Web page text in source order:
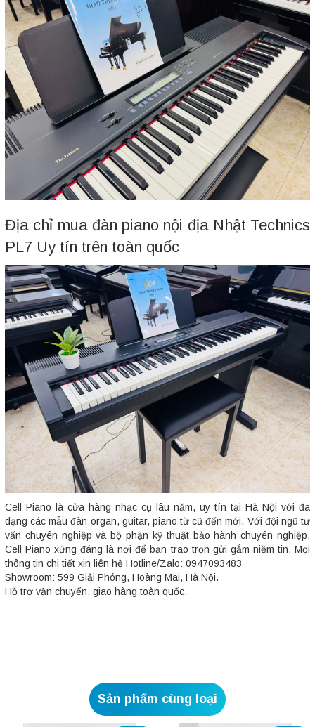
Địa chỉ mua đàn piano nội địa Nhật Technics
PL7 Uy tín trên toàn quốc
Cell Piano là cửa hàng nhạc cụ lâu năm, uy tín tại Hà Nội với đa
dạng các mẫu đàn organ, guitar, piano từ cũ đến mới. Với đội ngũ tư
vấn chuyên nghiệp và bộ phận kỹ thuật bảo hành chuyên nghiệp,
Cell Piano xứng đáng là nơi để bạn trao trọn gửi gắm niềm tin. Mọi
thông tin chi tiết xin liên hệ Hotline/Zalo: 0947093483
Showroom: 599 Giải Phóng, Hoàng Mai, Hà Nội.
Hỗ trợ vận chuyển, giao hàng toàn quốc.
Sản phẩm cùng loại